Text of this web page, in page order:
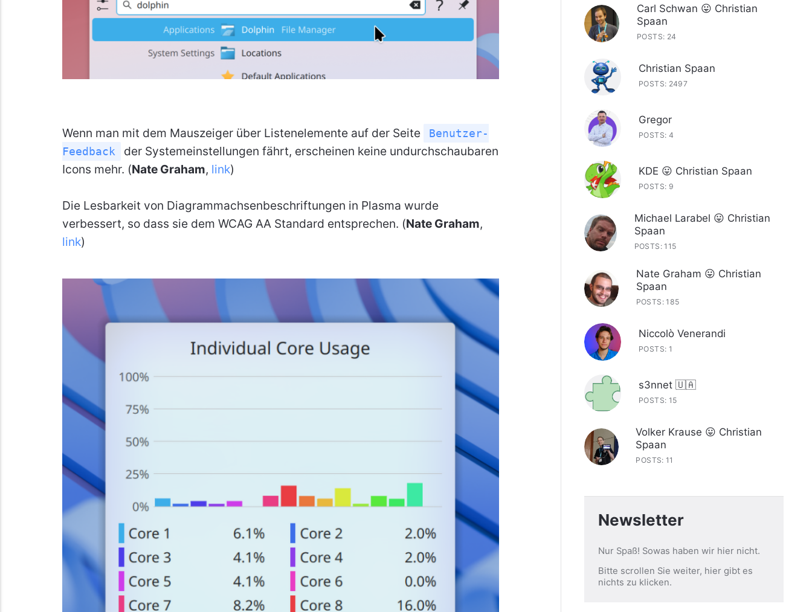
Wenn man mit dem Mauszeiger über Listenelemente auf der Seite
Benutzer-
Feedback
der Systemeinstellungen fährt, erscheinen keine undurchschaubaren
Icons mehr. (Nate Graham, link)
Die Lesbarkeit von Diagrammachsenbeschriftungen in Plasma wurde
verbessert, so dass sie dem WCAG AA Standard entsprechen. (Nate Graham,
link)
Carl Schwan 😛 Christian
Spaan
POSTS: 24
Christian Spaan
POSTS: 2497
Gregor
POSTS: 4
KDE 😛 Christian Spaan
POSTS: 9
Michael Larabel 😛 Christian
Spaan
POSTS: 115
Nate Graham 😛 Christian
Spaan
POSTS: 185
Niccolò Venerandi
POSTS: 1
s3nnet 🇺🇦
POSTS: 15
Volker Krause 😛 Christian
Spaan
POSTS: 11
Newsletter
Nur Spaß! Sowas haben wir hier nicht.
Bitte scrollen Sie weiter, hier gibt es
nichts zu klicken.